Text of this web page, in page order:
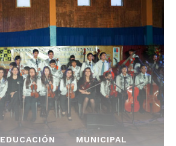
EDUCACIÓN MUNICIPAL